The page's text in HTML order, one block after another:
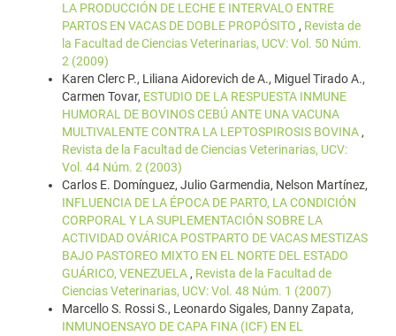
LA PRODUCCIÓN DE LECHE E INTERVALO ENTRE
PARTOS EN VACAS DE DOBLE PROPÓSITO , Revista de
la Facultad de Ciencias Veterinarias, UCV: Vol. 50 Núm.
2 (2009)
Karen Clerc P., Liliana Aidorevich de A., Miguel Tirado A.,
Carmen Tovar, ESTUDIO DE LA RESPUESTA INMUNE
HUMORAL DE BOVINOS CEBÚ ANTE UNA VACUNA
MULTIVALENTE CONTRA LA LEPTOSPIROSIS BOVINA ,
Revista de la Facultad de Ciencias Veterinarias, UCV:
Vol. 44 Núm. 2 (2003)
Carlos E. Domínguez, Julio Garmendia, Nelson Martínez,
INFLUENCIA DE LA ÉPOCA DE PARTO, LA CONDICIÓN
CORPORAL Y LA SUPLEMENTACIÓN SOBRE LA
ACTIVIDAD OVÁRICA POSTPARTO DE VACAS MESTIZAS
BAJO PASTOREO MIXTO EN EL NORTE DEL ESTADO
GUÁRICO, VENEZUELA , Revista de la Facultad de
Ciencias Veterinarias, UCV: Vol. 48 Núm. 1 (2007)
Marcello S. Rossi S., Leonardo Sigales, Danny Zapata,
INMUNOENSAYO DE CAPA FINA (ICF) EN EL